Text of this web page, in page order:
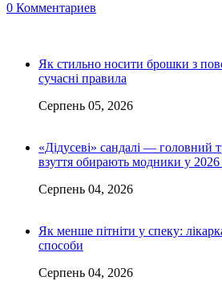
0 Комментариев
Як стильно носити брошки з
сучасні правила
Серпень 05, 2026
«Дідусеві» сандалі — головний
взуття обирають модники у 2026
Серпень 04, 2026
Як менше пітніти у спеку:
способи
Серпень 04, 2026